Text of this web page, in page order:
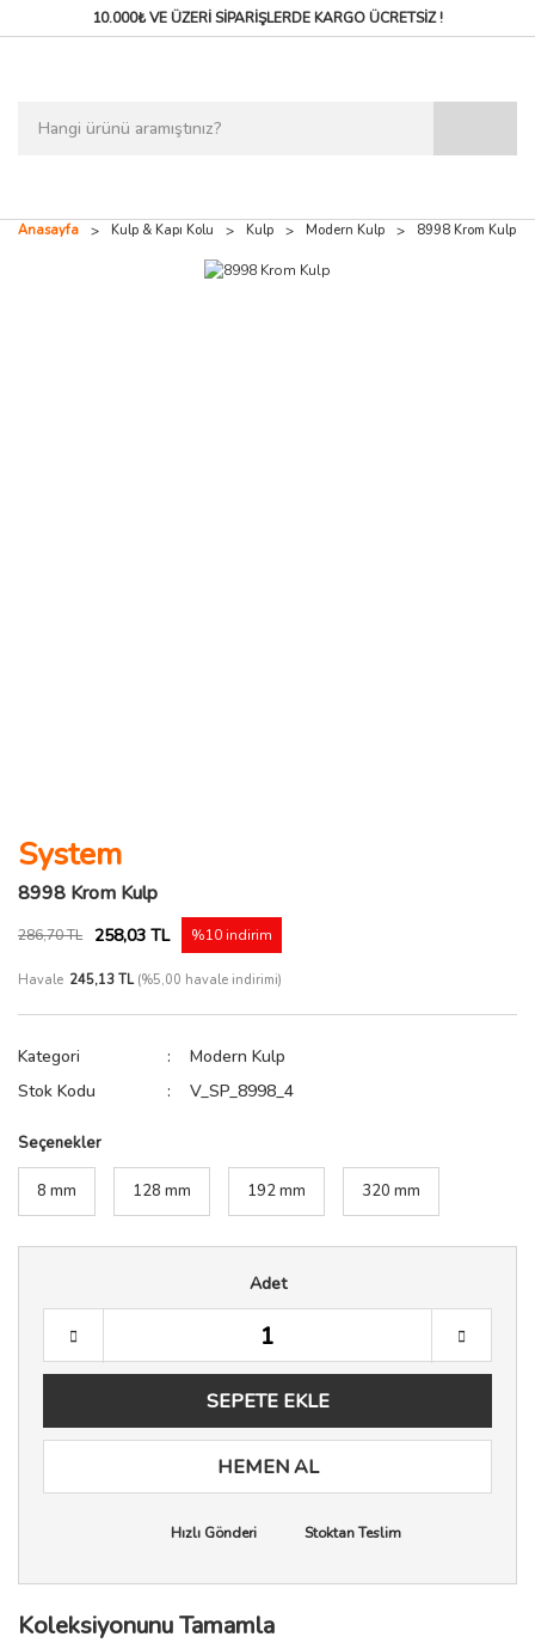
10.000₺ VE ÜZERİ SİPARİŞLERDEKARGO ÜCRETSİZ !
Anasayfa Kulp & Kapı Kolu Kulp Modern Kulp 8998 Krom Kulp
System
8998 Krom Kulp
286,70 TL 258,03 TL %10 indirim
Havale 245,13 TL(%5,00 havale indirimi)
Kategori
Modern Kulp
Stok Kodu
V_SP_8998_4
Seçenekler
8 mm 128 mm 192 mm 320 mm
Adet
SEPETE EKLE
HEMEN AL
Hızlı Gönderi Stoktan Teslim
Koleksiyonunu Tamamla